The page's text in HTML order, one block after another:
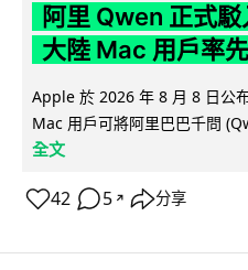
阿里 Qwen 正式
大陸 Mac 用戶率
Apple 於 2026 年 8 月 8 日公
Mac 用戶可將阿里巴巴千問
全文
42 5 ↗ 分享